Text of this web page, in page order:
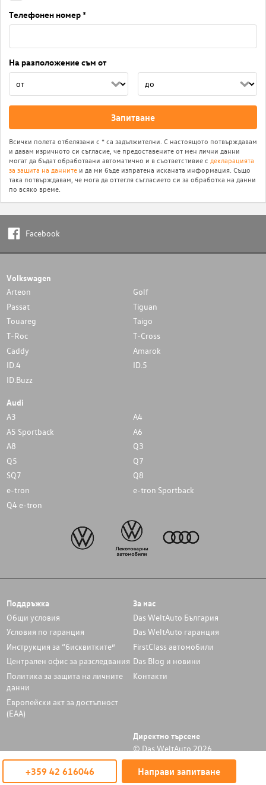
+359 42 616046 Направи запитване
Телефонен номер *
На разположение съм от
Запитване
Всички полета отбелязани с * са задължителни. С настоящото потвърждавам
и давам изричното си съгласие, че предоставените от мен лични данни
могат да бъдат обработвани автоматично и в съответстивие с декларацията
за защита на данните и да ми бъде изпратена исканата информация. Също
така потвърждавам, че мога да оттегля съгласието си за обработка на данни
по всяко време.
Facebook
Volkswagen
Arteon
Golf
Passat
Tiguan
Touareg
Taigo
T-Roc
T-Cross
Caddy
Amarok
ID.4
ID.5
ID.Buzz
Audi
A3
A4
A5 Sportback
A6
A8
Q3
Q5
Q7
SQ7
Q8
e-tron
e-tron Sportback
Q4 e-tron
Поддръжка
Общи условия
Условия по гаранция
Инструкция за “бисквитките”
Централен офис за разследвания
Политика за защита на личните
данни
Европейски акт за достъпност
(ЕАА)
За нас
Das WeltAuto България
Das WeltAuto гаранция
FirstClass автомобили
Das Blog и новини
Контакти
Директно търсене
© Das WeltAuto 2026